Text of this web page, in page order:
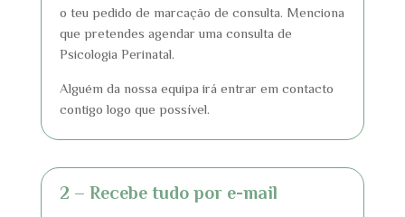
o teu pedido de marcação de consulta. Menciona
que pretendes agendar uma consulta de
Psicologia Perinatal.
Alguém da nossa equipa irá entrar em contacto
contigo logo que possível.
2 – Recebe tudo por e-mail